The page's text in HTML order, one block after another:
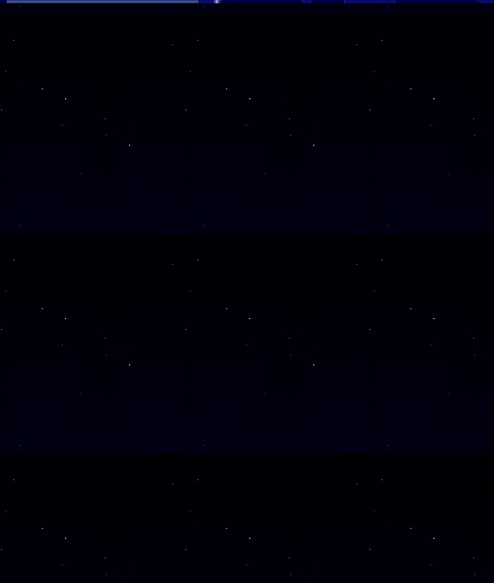
Diese
Klicken Sie Hier
Diese
Wochentag
SAMSTAG
SAMSTAG
SAMSTAG